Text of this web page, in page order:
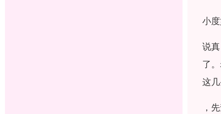
小
说
了
这
，